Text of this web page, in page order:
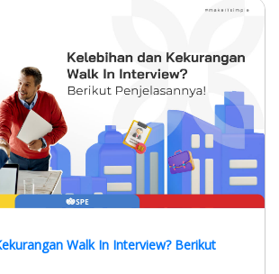
Walk In Interview? Berikut